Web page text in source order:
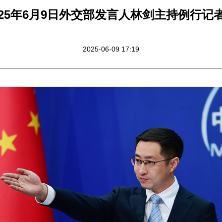
年6月9日外交部发言人林剑主持例行记
2025-06-09 17:19